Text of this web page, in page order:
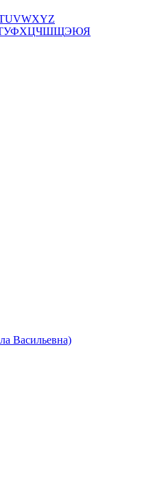
UVWXYZ
УФХЦЧШЩЭЮЯ
Васильевна)